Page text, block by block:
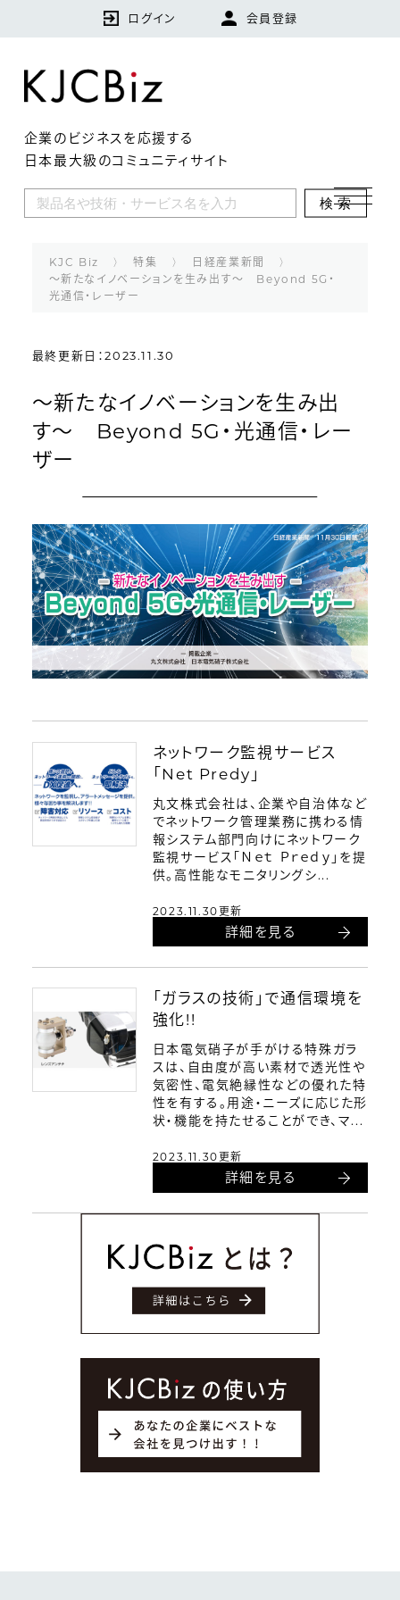
ログイン 会員登録
企業のビジネスを応援する
日本最大級のコミュニティサイト
検索
KJCBizとは
特集
企業
技術・製品・サービス
ログイン 会員登録
KJC Biz 特集
日経産業新聞
〜新たなイノベーションを生み出す〜 Beyond 5G・
光通信・レーザー
最終更新日：2023.11.30
〜新たなイノベーションを生み出
す〜 Beyond 5G・光通信・レー
ザー
ネットワーク監視サービス
「Net Predy」
丸文株式会社は、企業や自治体など
でネットワーク管理業務に携わる情
報システム部門向けにネットワーク
監視サービス「Ｎｅｔ Ｐｒｅｄｙ」を提
供。高性能なモニタリングシ...
2023.11.30更新
詳細を見る
「ガラスの技術」で通信環境を
強化!!
日本電気硝子が手がける特殊ガラ
スは、自由度が高い素材で透光性や
気密性、電気絶縁性などの優れた特
性を有する。用途・ニーズに応じた形
状・機能を持たせることができ、マ...
2023.11.30更新
詳細を見る